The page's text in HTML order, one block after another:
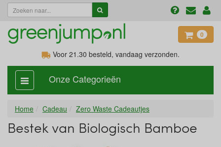
0
Voor 21.30 besteld, vandaag verzonden.
categorie
aan,
Onze Categorieën
Home Cadeau Zero Waste Cadeautjes
Bestek van Biologisch Bamboe